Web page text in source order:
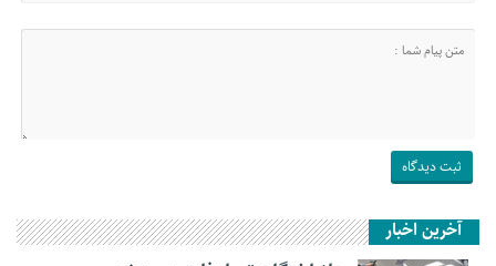
آخرین اخبار